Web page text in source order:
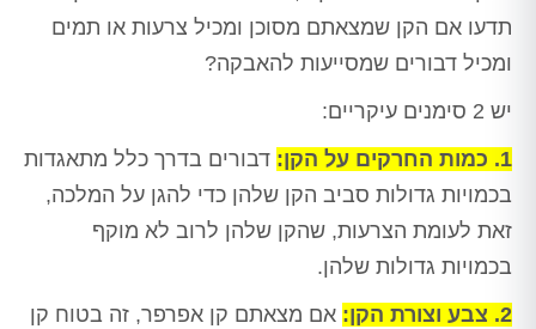
תדעו אם הקן שמצאתם מסוכן ומכיל צרעות או תמים
ומכיל דבורים שמסייעות להאבקה?
יש 2 סימנים עיקריים:
1. כמות החרקים על הקן:
דבורים בדרך כלל מתאגדות
בכמויות גדולות סביב הקן שלהן כדי להגן על המלכה,
זאת לעומת הצרעות, שהקן שלהן לרוב לא מוקף
בכמויות גדולות שלהן.
2. צבע וצורת הקן:
אם מצאתם קן אפרפר, זה בטוח קן